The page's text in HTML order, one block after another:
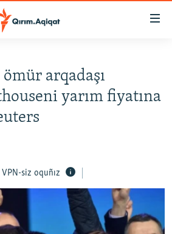
arqadaşı
yarım fiyatına
VPN-siz oquñız